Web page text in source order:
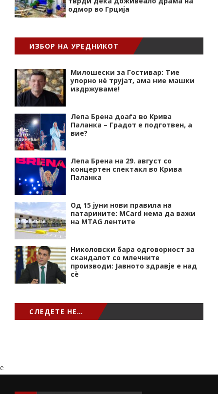
одмор во Грција
ИЗБОР НА УРЕДНИКОТ
Милошески за Гостивар: Тие
упорно нѐ трујат, ама ние машки
издржуваме!
Лепа Брена доаѓа во Крива
Паланка – Градот е подготвен, а
вие?
Лепа Брена на 29. август со
концертен спектакл во Крива
Паланка
Од 15 јуни нови правила на
патарините: MCard нема да важи
на MTAG лентите
Николовски бара одговорност за
скандалот со млечните
производи: Јавното здравје е над
сѐ
СЛЕДЕТЕ НЕ…
e